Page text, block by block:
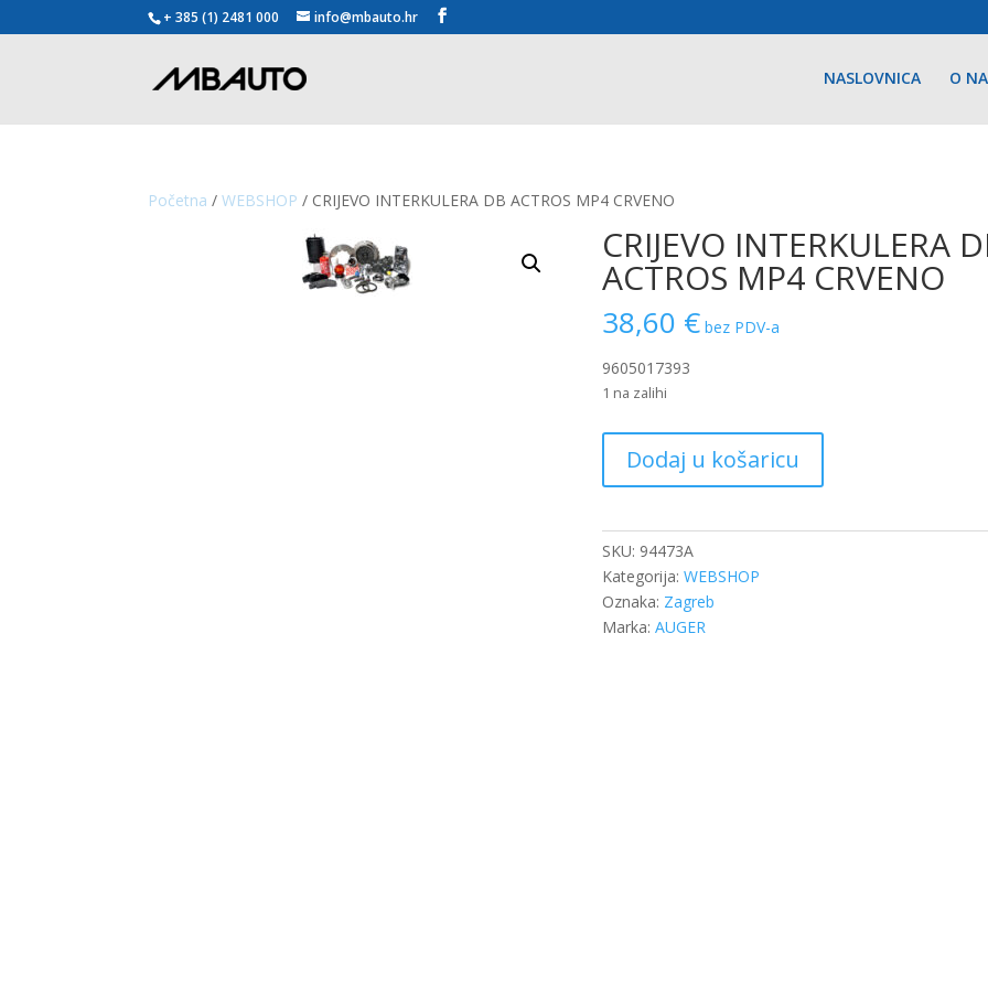
+ 385 (1) 2481 000 info@mbauto.hr
NASLOVNICA O
Početna /WEBSHOP / CRIJEVO INTERKULERA DB ACTROS MP4 CRVENO
CRIJEVO INTERKULERA
ACTROS MP4 CRVENO
38,60 € bez PDV-a
9605017393
1 na zalihi
INTERKULERA
DB
MP4
CRVENO
količina
Dodaj u košaricu
SKU: 94473A
Kategorija:WEBSHOP
Oznaka: Zagreb
Marka:AUGER